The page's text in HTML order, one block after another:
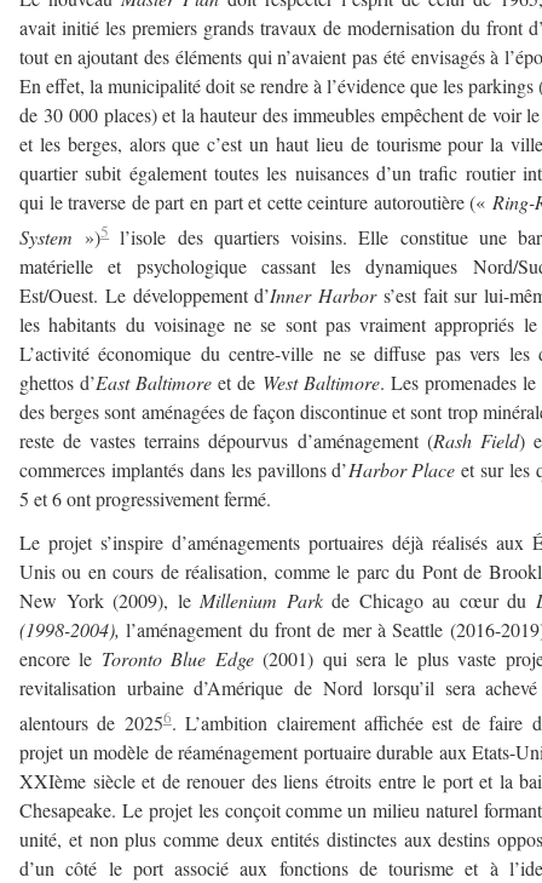
avait initié les premiers grands travaux de modernisation du front
tout en ajoutant des éléments qui n’avaient pas été envisagés à
En effet, la municipalité doit se rendre à l’évidence que les parkings
de 30 000 places) et la hauteur des immeubles empêchent de voir
et les berges, alors que c’est un haut lieu de tourisme pour la
quartier subit également toutes les nuisances d’un trafic routier
qui le traverse de part en part et cette ceinture autoroutière (« Ring-
System »)5l’isole des quartiers voisins. Elle constitue une
matérielle et psychologique cassant les dynamiques Nord/
Est/Ouest. Le développement d’Inner Harbor s’est fait sur lui-
les habitants du voisinage ne se sont pas vraiment appropriés
L’activité économique du centre-ville ne se diffuse pas vers les
ghettos d’East Baltimore et de West Baltimore. Les promenades
des berges sont aménagées de façon discontinue et sont trop
reste de vastes terrains dépourvus d’aménagement (Rash Field)
commerces implantés dans les pavillons d’Harbor Placeet sur les
5 et 6 ont progressivement fermé.
Le projet s’inspire d’aménagements portuaires déjà réalisés aux
Unis ou en cours de réalisation, comme le parc du Pont de
New York (2009), le Millenium Parkde Chicago au cœur du
(1998-2004),l’aménagement du front de mer à Seattle (2016-
encore le Toronto Blue Edge(2001) qui sera le plus vaste
revitalisation urbaine d’Amérique de Nord lorsqu’il sera
alentours de 20256. L’ambition clairement affichée est de faire
projet un modèle de réaménagement portuaire durable aux Etats-
XXIème siècle et de renouer des liens étroits entre le port et la
Chesapeake. Le projet les conçoit comme un milieu naturel
unité, et non plus comme deux entités distinctes aux destins
d’un côté le port associé aux fonctions de tourisme et à